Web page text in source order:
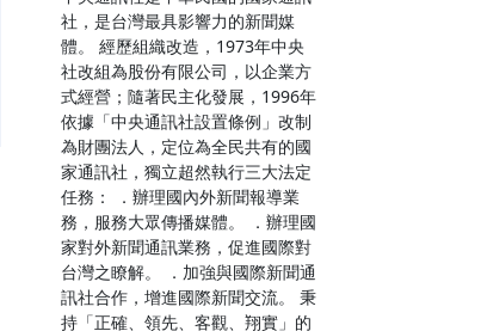
社，是台灣最具影響力的新聞媒
體。 經歷組織改造，1973年中央
社改組為股份有限公司，以企業方
式經營；隨著民主化發展，1996年
依據「中央通訊社設置條例」改制
為財團法人，定位為全民共有的國
家通訊社，獨立超然執行三大法定
任務： ．辦理國內外新聞報導業
務，服務大眾傳播媒體。 ．辦理國
家對外新聞通訊業務，促進國際對
台灣之瞭解。 ．加強與國際新聞通
訊社合作，增進國際新聞交流。 秉
持「正確、領先、客觀、翔實」的